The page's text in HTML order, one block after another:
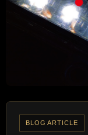
BLOG ARTICLE